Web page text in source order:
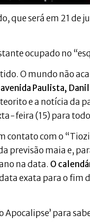
que será em 21 de
ocupado no
O mundo não
Paulista,
e a notícia da
feira (15) para
com o
previsão maia e,
na data. O
exata para o fim
Apocalipse’ para